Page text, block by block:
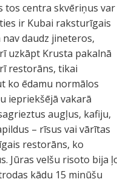
tos centra skvēriņus var
ir Kubai raksturīgais
daudz jineteros,
uzkāpt Krusta pakalnā
restorāns, tikai
ko ēdamu normālos
iepriekšējā vakarā
augļus, kafiju,
– rīsus vai vārītas
restorāns, ko
Jūras velšu risoto bija
kādu 15 minūšu